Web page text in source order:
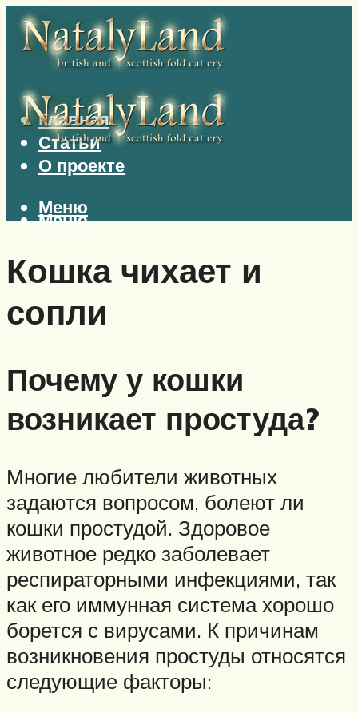
Главная
Статьи
О проекте
Меню
Меню
Кошка чихает и
сопли
Почему у кошки
возникает простуда?
Многие любители животных
задаются вопросом, болеют ли
кошки простудой. Здоровое
животное редко заболевает
респираторными инфекциями, так
как его иммунная система хорошо
борется с вирусами. К причинам
возникновения простуды относятся
следующие факторы: